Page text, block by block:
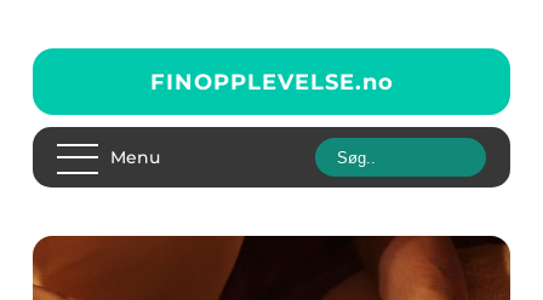
FINOPPLEVELSE.no
Menu